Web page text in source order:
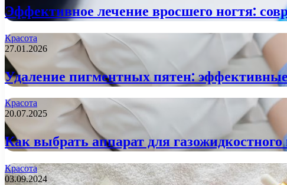
Эффективное лечение вросшего ногтя:
Красота
27.01.2026
Удаление пигментных пятен:
Красота
20.07.2025
Как выбрать аппарат для
Красота
03.09.2024